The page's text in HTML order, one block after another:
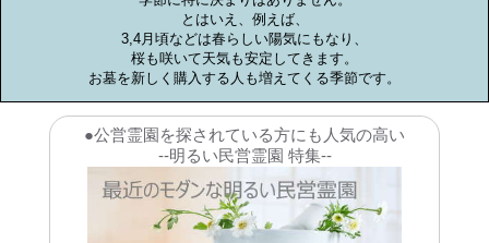
とはいえ、例えば、
3,4月頃などは春らしい陽気にもなり、
桜も咲いて天気も安定してきます。
お墓を新しく購入する人も増えてくる季節です。
●公営霊園を探されている方にも人気の高い
--明るい民営霊園 特集--